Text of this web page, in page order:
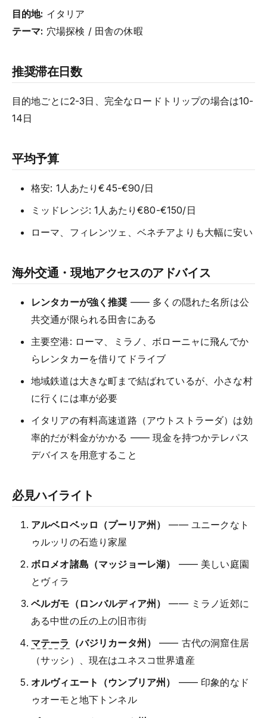
目的地: イタリア
テーマ: 穴場探検 / 田舎の休暇
推奨滞在日数
目的地ごとに2-3日、完全なロードトリップの場合は10-
14日
平均予算
格安: 1人あたり€45-€90/日
ミッドレンジ: 1人あたり€80-€150/日
ローマ、フィレンツェ、ベネチアよりも大幅に安い
海外交通・現地アクセスのアドバイス
レンタカーが強く推奨 —— 多くの隠れた名所は公
共交通が限られる田舎にある
主要空港: ローマ、ミラノ、ボローニャに飛んでか
らレンタカーを借りてドライブ
地域鉄道は大きな町まで結ばれているが、小さな村
に行くには車が必要
イタリアの有料高速道路（アウトストラーダ）は効
率的だが料金がかかる —— 現金を持つかテレパス
デバイスを用意すること
必見ハイライト
アルベロベッロ（プーリア州）
—— ユニークなト
ゥルッリの石造り家屋
ボロメオ諸島（マッジョーレ湖）
—— 美しい庭園
とヴィラ
ベルガモ（ロンバルディア州）
—— ミラノ近郊に
ある中世の丘の上の旧市街
マテーラ
（バジリカータ州）
—— 古代の洞窟住居
（サッシ）、現在はユネスコ世界遺産
オルヴィエート（ウンブリア州）
—— 印象的なド
ゥオーモと地下トンネル